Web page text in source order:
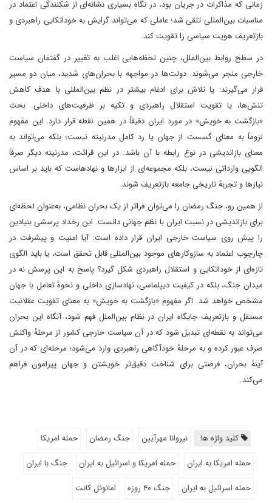
زمانی که مذاکرات در جریان بود، در نگاه بسیاری نشانه‌ای از شکنندگی اعتماد در
مناسبات بین‌المللی تلقی شد؛ عاملی که می‌تواند گرایش به خوداتکایی راهبردی و
بازتعریف هویت سیاسی را تقویت کند.
در سطح روابط بین‌الملل، چنین لحظه‌هایی اغلب به تغییر در گفتمان سیاست
خارجی منجر می‌شوند. دولت‌ها در مواجهه با بحران‌های شدید، میان دو مسیر
قرار می‌گیرند: یا تلاش برای ادغام بیشتر در نظم بین‌المللی با هدف کاهش
تنش‌ها، یا تقویت استقلال راهبردی و تکیه بر ظرفیت‌های داخلی. بحث
«بازگشت به خویش» در مورد ایران دقیقاً در همین نقطه قرار دارد. این مفهوم
لزوماً به معنای گسست از جهان یا رد کامل مدرنیته نیست؛ بلکه می‌تواند به
معنای بازاندیشی در نوع رابطه با آن باشد. در این قرائت، مدرنیته دیگر صرفاً
الگویی وارداتی نیست، بلکه مجموعه‌ای از ابزارها و نهادهاست که باید بر اساس
نیازها و تجربهٔ تاریخی جامعه بازتعریف شوند.
از همین رو، جنگ رمضان را می‌توان فراتر از یک بحران نظامی، به‌عنوان لحظه‌ای
برای بازاندیشی در نسبت ایران با نظم جهانی دانست. این رخداد پرسشی بنیادین
را پیش روی سیاست خارجی ایران قرار داده است: آیا امنیت و پیشرفت در
چارچوب اعتماد به سازوکارهای موجود بین‌المللی قابل تحقق است، یا باید الگوی
تازه‌ای از خوداتکایی و استقلال راهبردی شکل گیرد؟ پاسخ به این پرسش نه در
میدان جنگ، بلکه در کیفیت دیپلماسی، نهادسازی داخلی و نحوهٔ تعامل با جهان
مشخص خواهد شد. اگر مفهوم «بازگشت به خویش» به معنای تقویت عقلانیت
مستقل و بازتعریف جایگاه ایران در نظام بین‌الملل فهم شود، آنگاه این بحران
می‌تواند به نقطه‌ای تبدیل شود که در آن سیاست خارجی کشور از مرحلهٔ واکنش
صرف عبور کرده و به مرحلهٔ خودآگاهی راهبردی وارد می‌شود؛ مرحله‌ای که در آن
آینهٔ بحران، فرصتی برای شناخت دقیق‌تر خویشتن و جهان پیرامون فراهم
می‌کند.
کلید واژه ها: نیروانا مهرآیین جنگ رمضان
حمله امریکا
حمله امریکا به ایران
حمله امریکا و اسرائیل به ایران
جنگ با ایران
حمله اسرائیل به ایران
جنگ ۴۰ روزه امانوئل کانت